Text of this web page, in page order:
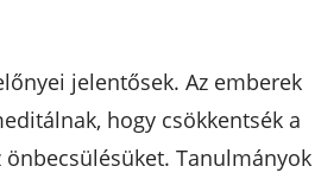
jelentősek. Az emberek
hogy csökkentsék a
önbecsülésüket. Tanulmányok